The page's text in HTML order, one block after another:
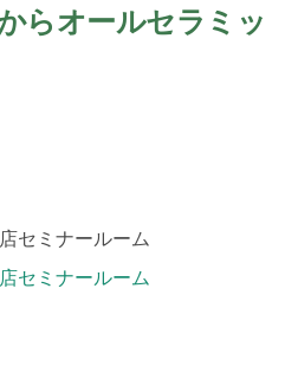
らオールセラミッ
セミナールーム
セミナールーム